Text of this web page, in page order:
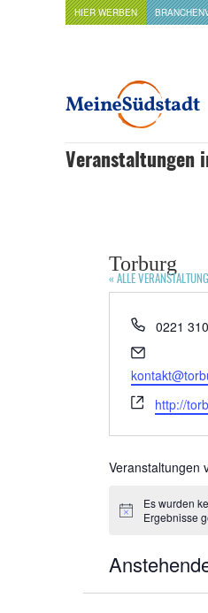
HIER WERBEN
Veranstaltungen
Torburg
« ALLE
Telefon
0221
Webseite
http://
Veranstaltungen
Hinweis
Es wurden
Ergebnisse